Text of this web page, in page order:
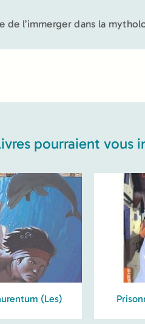
de l’immerger dans la
pourraient vous
(Les)